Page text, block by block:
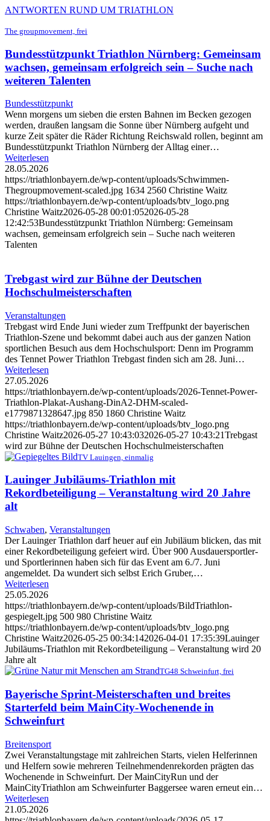
ANTWORTEN RUND UM TRIATHLON
The groupmovement, frei
Bundesstützpunkt Triathlon Nürnberg: Gemeinsam
wachsen, gemeinsam erfolgreich sein – Suche nach
weiteren Talenten
Bundesstützpunkt
Wenn morgens um sieben die ersten Bahnen im Becken gezogen
werden, draußen langsam die Sonne über Nürnberg aufgeht und
kurze Zeit später die Räder Richtung Reichswald rollen, beginnt am
Bundesstützpunkt Triathlon Nürnberg der Alltag einer…
Weiterlesen
28.05.2026
https://triathlonbayern.de/wp-content/uploads/Schwimmen-
Thegroupmovement-scaled.jpg 1634 2560 Christine Waitz
https://triathlonbayern.de/wp-content/uploads/btv_logo.png
Christine Waitz2026-05-28 00:01:052026-05-28
12:42:53Bundesstützpunkt Triathlon Nürnberg: Gemeinsam
wachsen, gemeinsam erfolgreich sein – Suche nach weiteren
Talenten
Trebgast wird zur Bühne der Deutschen
Hochschulmeisterschaften
Veranstaltungen
Trebgast wird Ende Juni wieder zum Treffpunkt der bayerischen
Triathlon-Szene und bekommt dabei auch aus der ganzen Nation
sportlichen Besuch aus dem Hochschulsport: Denn im Programm
des Tennet Power Triathlon Trebgast finden sich am 28. Juni…
Weiterlesen
27.05.2026
https://triathlonbayern.de/wp-content/uploads/2026-Tennet-Power-
Triathlon-Plakat-Aushang-DinA2-DHM-scaled-
e1779871328647.jpg 850 1860 Christine Waitz
https://triathlonbayern.de/wp-content/uploads/btv_logo.png
Christine Waitz2026-05-27 10:43:032026-05-27 10:43:21Trebgast
wird zur Bühne der Deutschen Hochschulmeisterschaften
TV Lauingen, einmalig
Lauinger Jubiläums-Triathlon mit
Rekordbeteiligung – Veranstaltung wird 20 Jahre
alt
Schwaben, Veranstaltungen
Der Lauinger Triathlon darf heuer auf ein Jubiläum blicken, das mit
einer Rekordbeteiligung gefeiert wird. Über 900 Ausdauersportler-
und Sportlerinnen haben sich für das Event am 6./7. Juni
angemeldet. Da wundert sich selbst Erich Gruber,…
Weiterlesen
25.05.2026
https://triathlonbayern.de/wp-content/uploads/BildTriathlon-
gespiegelt.jpg 500 980 Christine Waitz
https://triathlonbayern.de/wp-content/uploads/btv_logo.png
Christine Waitz2026-05-25 00:34:142026-04-01 17:35:39Lauinger
Jubiläums-Triathlon mit Rekordbeteiligung – Veranstaltung wird 20
Jahre alt
TG48 Schweinfurt, frei
Bayerische Sprint-Meisterschaften und breites
Starterfeld beim MainCity-Wochenende in
Schweinfurt
Breitensport
Zwei Veranstaltungstage mit zahlreichen Starts, vielen Helferinnen
und Helfern sowie mehreren Teilnehmendenrekorden prägten das
Wochenende in Schweinfurt. Der MainCityRun und der
MainCityTriathlon am Schweinfurter Baggersee waren erneut ein…
Weiterlesen
21.05.2026